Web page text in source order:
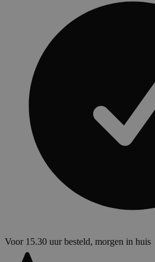
Voor 15.30 uur besteld, morgen in huis